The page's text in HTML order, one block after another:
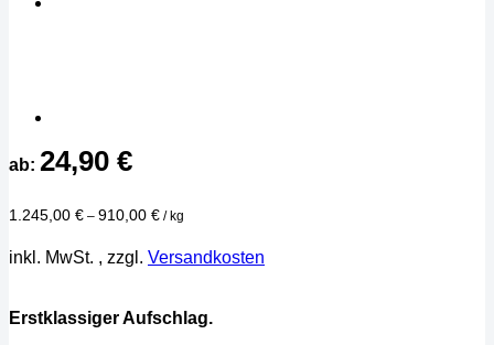
ab: 24,90 €
1.245,00 € – 910,00 € /kg
inkl. MwSt. , zzgl. Versandkosten
Erstklassiger Aufschlag.